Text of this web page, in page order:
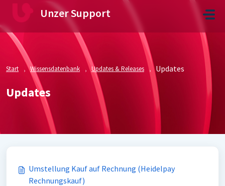
Zum hauptsächlichen Inhalt gehen
Unzer Support
Start Wissensdatenbank Updates & Releases Updates
Updates
Umstellung Kauf auf Rechnung (Heidelpay
Rechnungskauf)